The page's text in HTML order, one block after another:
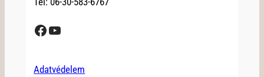
Facebook YouTube
Adatvédelem